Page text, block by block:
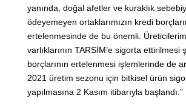
yanında, doğal afetler ve kuraklık
ödeyemeyen ortaklarımızın kredi
ertelenmesinde de bu önemli.
varlıklarının TARSİM’e sigorta ettirilmesi
borçlarının ertelenmesi işlemlerinde de
2021 üretim sezonu için bitkisel ürün
yapılmasına 2 Kasım itibarıyla başlandı.”